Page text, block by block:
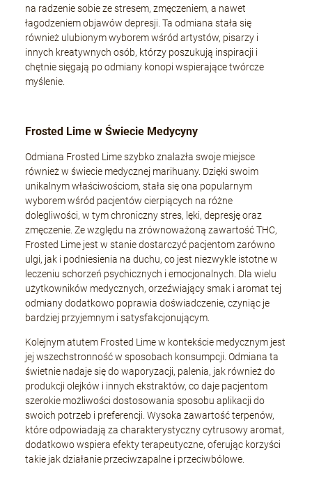
na radzenie sobie ze stresem, zmęczeniem, a nawet
łagodzeniem objawów depresji. Ta odmiana stała się
również ulubionym wyborem wśród artystów, pisarzy i
innych kreatywnych osób, którzy poszukują inspiracji i
chętnie sięgają po odmiany konopi wspierające twórcze
myślenie.
Frosted Lime w Świecie Medycyny
Odmiana Frosted Lime szybko znalazła swoje miejsce
również w świecie medycznej marihuany. Dzięki swoim
unikalnym właściwościom, stała się ona popularnym
wyborem wśród pacjentów cierpiących na różne
dolegliwości, w tym chroniczny stres, lęki, depresję oraz
zmęczenie. Ze względu na zrównoważoną zawartość THC,
Frosted Lime jest w stanie dostarczyć pacjentom zarówno
ulgi, jak i podniesienia na duchu, co jest niezwykle istotne w
leczeniu schorzeń psychicznych i emocjonalnych. Dla wielu
użytkowników medycznych, orzeźwiający smak i aromat tej
odmiany dodatkowo poprawia doświadczenie, czyniąc je
bardziej przyjemnym i satysfakcjonującym.
Kolejnym atutem Frosted Lime w kontekście medycznym jest
jej wszechstronność w sposobach konsumpcji. Odmiana ta
świetnie nadaje się do waporyzacji, palenia, jak również do
produkcji olejków i innych ekstraktów, co daje pacjentom
szerokie możliwości dostosowania sposobu aplikacji do
swoich potrzeb i preferencji. Wysoka zawartość terpenów,
które odpowiadają za charakterystyczny cytrusowy aromat,
dodatkowo wspiera efekty terapeutyczne, oferując korzyści
takie jak działanie przeciwzapalne i przeciwbólowe.